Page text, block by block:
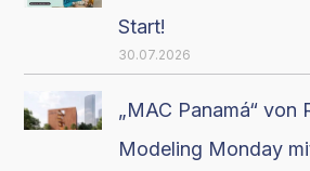
Start!
30.07.2026
„MAC Panamá“ von
Modeling Monday